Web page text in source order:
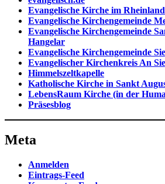
Evangelische Kirche im Rheinland
Evangelische Kirchengemeinde
Evangelische Kirchengemeinde
Hangelar
Evangelische Kirchengemeinde
Evangelischer Kirchenkreis An
Himmelszeltkapelle
Katholische Kirche in Sankt
LebensRaum Kirche (in der
Präsesblog
Meta
Anmelden
Eintrags-Feed